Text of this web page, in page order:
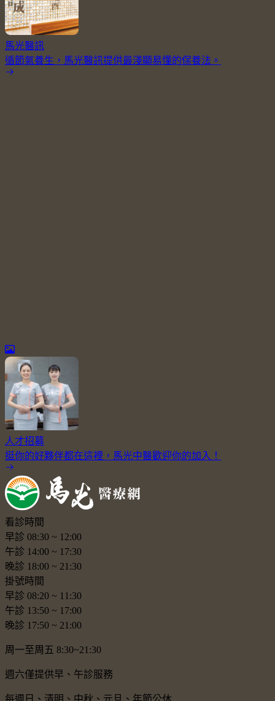
馬光醫訊
循節氣養生，馬光醫訊提供最淺顯易懂的保養法。
人才招募
挺你的好夥伴都在這裡，馬光中醫歡迎你的加入！
看診時間
早診 08:30 ~ 12:00
午診 14:00 ~ 17:30
晚診 18:00 ~ 21:30
掛號時間
早診 08:20 ~ 11:30
午診 13:50 ~ 17:00
晚診 17:50 ~ 21:00
周一至周五 8:30~21:30
週六僅提供早、午診服務
每週日、清明、中秋、元旦、年節公休